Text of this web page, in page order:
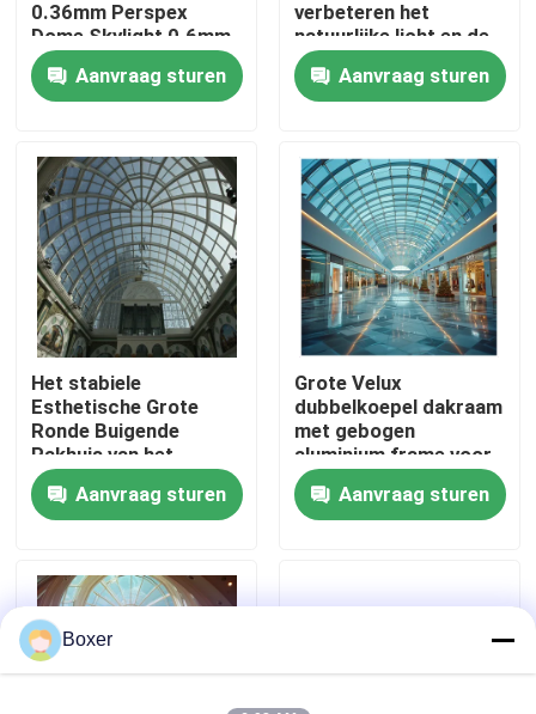
Huis
Producten
Ongeveer ons
Fabrieksreis
Kwaliteitscontrole
Contacteer ons
Nieuws
staal ruimtekaders
0.36mm Perspex
Dome Skylight 0.6mm
Aanvraag sturen
verbeteren het
natuurlijke licht en de
esthetiek.
Aanvraag sturen
Het stabiele
Esthetische Grote
Ronde Buigende
Pakhuis van het
Koepeldakraam
Aanvraag sturen
Grote Velux
dubbelkoepel dakraam
met gebogen
aluminium frame voor
elegant ontworpen
gebouwenAanvraag sturen
Boxer